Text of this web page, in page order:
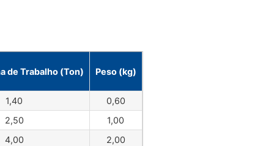
de Trabalho (Ton) Peso (kg)
1,40
0,60
2,50
1,00
4,00
2,00